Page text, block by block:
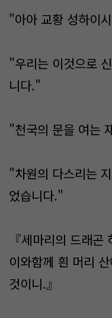
"아아 교황 성하이
"우리는 이것으로
니다."
"천국의 문을 여는
"차원의 다스리는
었습니다."
『세마리의 드래
이와함께 흰 머리
것이니.』